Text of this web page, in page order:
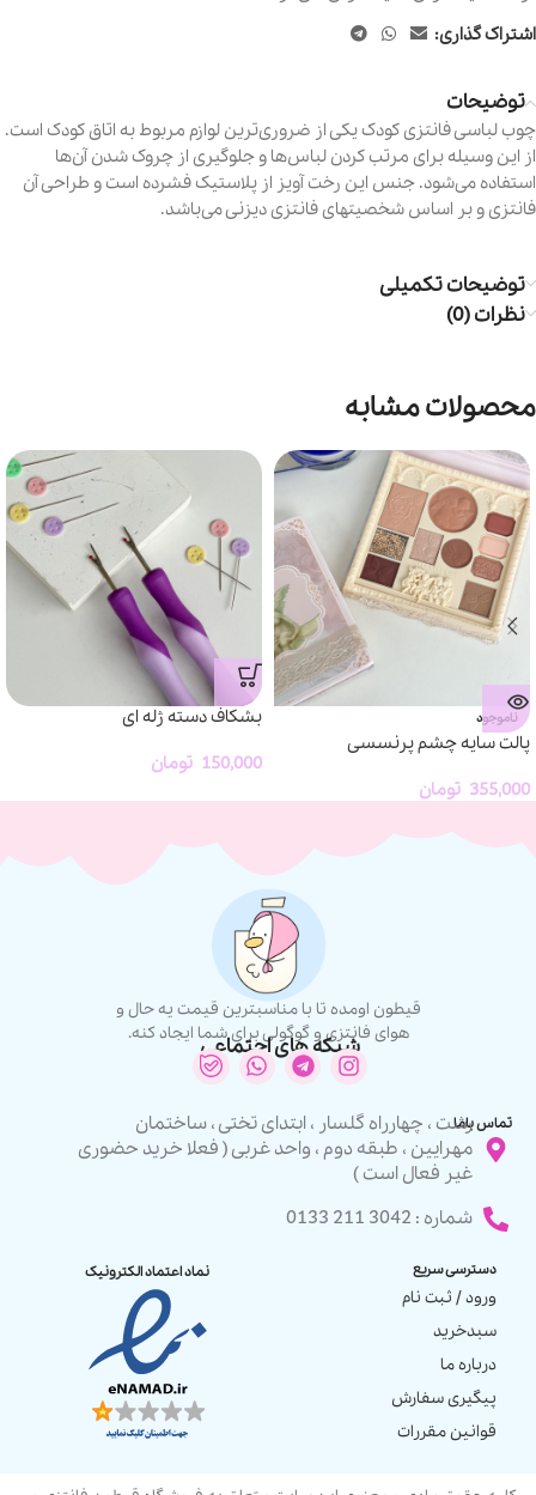
اشتراک گذاری:
توضیحات
چوب لباسی فانتزی کودک یکی از ضروری‌ترین لوازم مربوط به اتاق کودک است.
از این وسیله برای مرتب کردن لباس‌ها و جلوگیری از چروک شدن آن‌ها
استفاده می‌شود. جنس این رخت آویز از پلاستیک فشرده است و طراحی آن
فانتزی و بر اساس شخصیتهای فانتزی دیزنی می‌باشد.
توضیحات تکمیلی
نظرات (0)
محصولات مشابه
ناموجود
پالت سایه چشم پرنسسی
355,000 تومان
بشکاف دسته ژله ای
150,000 تومان
قیطون اومده تا با مناسبترین قیمت یه حال و
هوای فانتزی و گوگولی برای شما ایجاد کنه.
شبکه های اجتماعی
تماس بامارشت ، چهارراه گلسار ، ابتدای تختی ، ساختمان
مهرایین ، طبقه دوم ، واحد غربی ( فعلا خرید حضوری
غیر فعال است )
شماره : 3042 211 0133
دسترسی سریع
ورود / ثبت نام
سبدخرید
درباره ما
پیگیری سفارش
قوانین مقررات
نماد اعتماد الکترونیک